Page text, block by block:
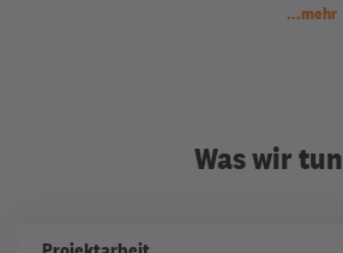
...mehr
Was wir tun